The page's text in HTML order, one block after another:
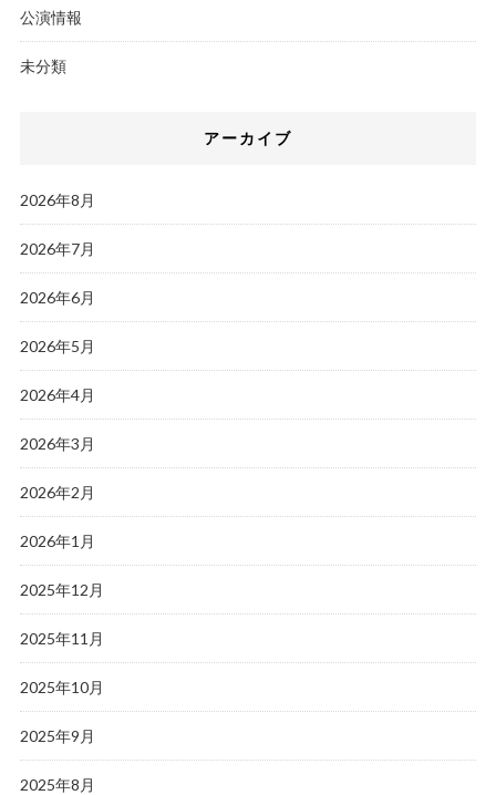
公演情報
未分類
アーカイブ
2026年8月
2026年7月
2026年6月
2026年5月
2026年4月
2026年3月
2026年2月
2026年1月
2025年12月
2025年11月
2025年10月
2025年9月
2025年8月